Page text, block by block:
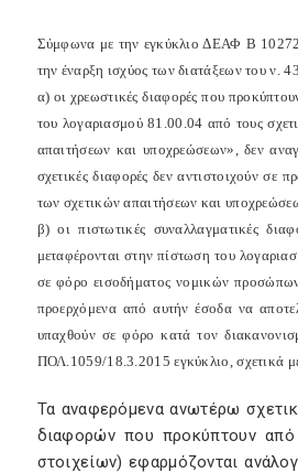
Σύμφωνα με την εγκύκλιο ΔΕΑΦ Β
την έναρξη ισχύος των διατάξεων του ν.
α) οι χρεωστικές διαφορές που
του λογαριασμού 81.00.04 από τους
απαιτήσεων και υποχρεώσεων», δεν
σχετικές διαφορές δεν αντιστοιχούν
των σχετικών απαιτήσεων και
β) οι πιστωτικές συναλλαγματικές
μεταφέρονται στην πίστωση του
σε φόρο εισοδήματος νομικών
προερχόμενα από αυτήν έσοδα να
υπαχθούν σε φόρο κατά τον
ΠΟΛ.1059/18.3.2015 εγκύκλιο, σχετικά
Τα αναφερόμενα ανωτέρω
διαφορών που προκύπτουν από
στοιχείων) εφαρμόζονται